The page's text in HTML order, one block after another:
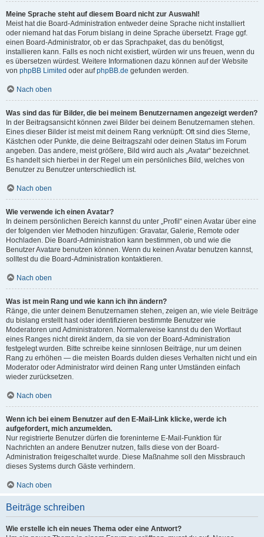
Meine Sprache steht auf diesem Board nicht zur Auswahl!
Meist hat die Board-Administration entweder deine Sprache nicht installiert
oder niemand hat das Forum bislang in deine Sprache übersetzt. Frage ggf.
einen Board-Administrator, ob er das Sprachpaket, das du benötigst,
installieren kann. Falls es noch nicht existiert, würden wir uns freuen, wenn du
es übersetzen würdest. Weitere Informationen dazu können auf der Website
von phpBB Limited oder aufphpBB.de gefunden werden.
Nach oben
Was sind das für Bilder, die bei meinem Benutzernamen angezeigt werden?
In der Beitragsansicht können zwei Bilder bei deinem Benutzernamen stehen.
Eines dieser Bilder ist meist mit deinem Rang verknüpft: Oft sind dies Sterne,
Kästchen oder Punkte, die deine Beitragszahl oder deinen Status im Forum
angeben. Das andere, meist größere, Bild wird auch als „Avatar“ bezeichnet.
Es handelt sich hierbei in der Regel um ein persönliches Bild, welches von
Benutzer zu Benutzer unterschiedlich ist.
Nach oben
Wie verwende ich einen Avatar?
In deinem persönlichen Bereich kannst du unter „Profil“ einen Avatar über eine
der folgenden vier Methoden hinzufügen: Gravatar, Galerie, Remote oder
Hochladen. Die Board-Administration kann bestimmen, ob und wie die
Benutzer Avatare benutzen können. Wenn du keinen Avatar benutzen kannst,
solltest du die Board-Administration kontaktieren.
Nach oben
Was ist mein Rang und wie kann ich ihn ändern?
Ränge, die unter deinem Benutzernamen stehen, zeigen an, wie viele Beiträge
du bislang erstellt hast oder identifizieren bestimmte Benutzer wie
Moderatoren und Administratoren. Normalerweise kannst du den Wortlaut
eines Ranges nicht direkt ändern, da sie von der Board-Administration
festgelegt wurden. Bitte schreibe keine sinnlosen Beiträge, nur um deinen
Rang zu erhöhen — die meisten Boards dulden dieses Verhalten nicht und ein
Moderator oder Administrator wird deinen Rang unter Umständen einfach
wieder zurücksetzen.
Nach oben
Wenn ich bei einem Benutzer auf den E-Mail-Link klicke, werde ich
aufgefordert, mich anzumelden.
Nur registrierte Benutzer dürfen die foreninterne E-Mail-Funktion für
Nachrichten an andere Benutzer nutzen, falls diese von der Board-
Administration freigeschaltet wurde. Diese Maßnahme soll den Missbrauch
dieses Systems durch Gäste verhindern.
Nach oben
Beiträge schreiben
Wie erstelle ich ein neues Thema oder eine Antwort?